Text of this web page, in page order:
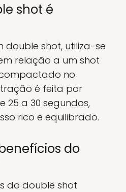
shot é
shot, utiliza-se
relação a um shot
no
é feita por
25 a 30 segundos,
rico e equilibrado.
do
do double shot